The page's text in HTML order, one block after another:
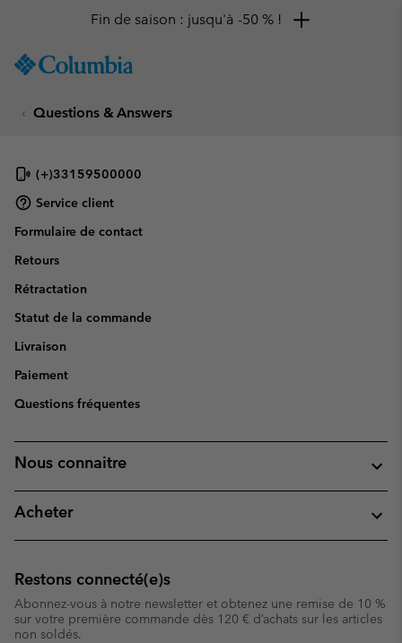
TO
SKIP
NAV
SKIP
SEARCH
Fin de saison : jusqu'à -50 % !
Questions & Answers
(+)33159500000
Service client
Formulaire de contact
Retours
Rétractation
Statut de la commande
Livraison
Paiement
Questions fréquentes
Nous connaitre
Acheter
Restons connecté(e)s
Abonnez-vous à notre newsletter et obtenez une remise de 10 %
sur votre première commande dès 120 € d’achats sur les articles
non soldés.